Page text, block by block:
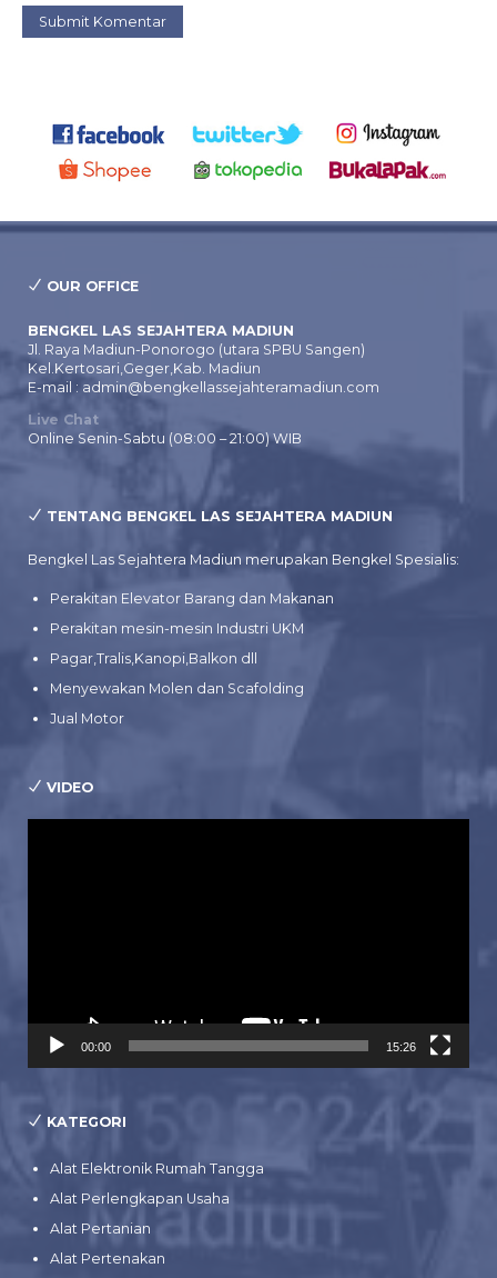
OUR OFFICE
BENGKEL LAS SEJAHTERA MADIUN
Jl. Raya Madiun-Ponorogo (utara SPBU Sangen)
Kel.Kertosari,Geger,Kab. Madiun
E-mail : admin@bengkellassejahteramadiun.com
Live Chat
Online Senin-Sabtu (08:00 – 21:00) WIB
TENTANG BENGKEL LAS SEJAHTERA MADIUN
Bengkel Las Sejahtera Madiun merupakan Bengkel Spesialis:
Perakitan Elevator Barang dan Makanan
Perakitan mesin-mesin Industri UKM
Pagar,Tralis,Kanopi,Balkon dll
Menyewakan Molen dan Scafolding
Jual Motor
VIDEO
00:00 15:26
KATEGORI
Alat Elektronik Rumah Tangga
Alat Perlengkapan Usaha
Alat Pertanian
Alat Pertenakan